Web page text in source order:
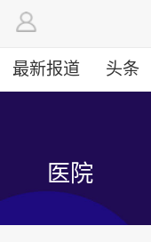
最新报道 头条
医院